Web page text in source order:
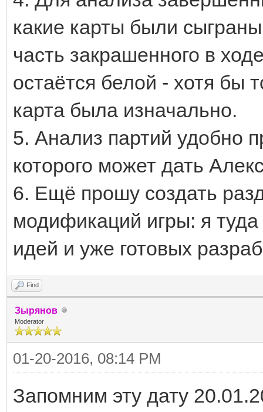
какие карты были
часть закрашенного в
остаётся белой - хотя бы
карта была изначально.
5. Анализ партий удобно
которого может дать
6. Ещё прошу создать
модификаций игры: я туда
идей и уже готовых
Find
Зырянов
Moderator
01-20-2016, 08:14 PM
Запомним эту дату